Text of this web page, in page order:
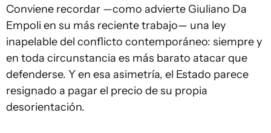
Conviene recordar —como advierte Giuliano Da
Empoli en su más reciente trabajo— una ley
inapelable del conflicto contemporáneo: siempre y
en toda circunstancia es más barato atacar que
defenderse. Y en esa asimetría, el Estado parece
resignado a pagar el precio de su propia
desorientación.